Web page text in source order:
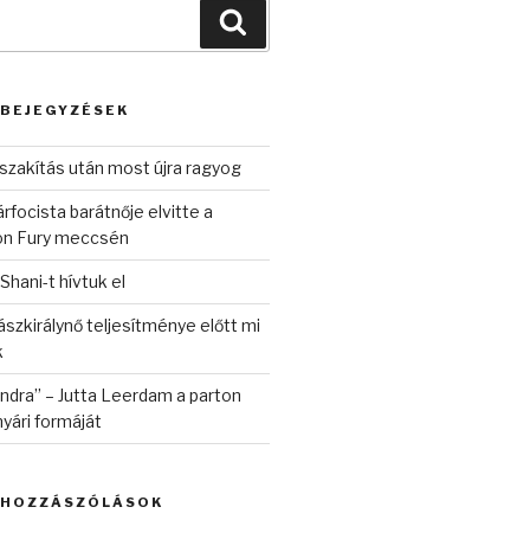
után most újra ragyog
barátnője elvitte a
Fury meccsén
t hívtuk el
teljesítménye előtt mi
– Jutta Leerdam a parton
formáját